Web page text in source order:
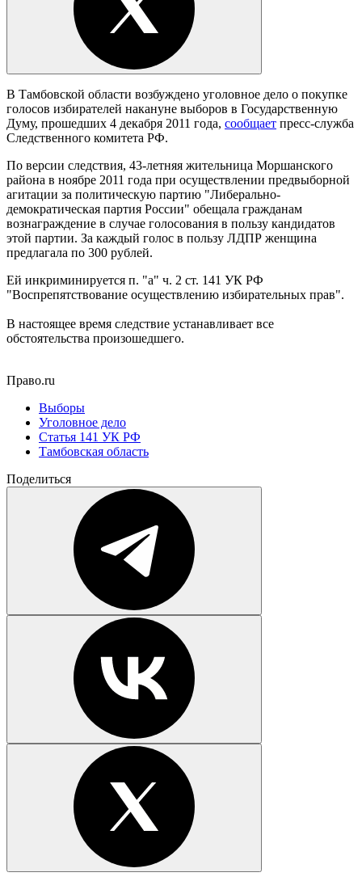
В Тамбовской области возбуждено уголовное дело о покупке
голосов избирателей накануне выборов в Государственную
Думу, прошедших 4 декабря 2011 года, сообщает пресс-служба
Следственного комитета РФ.
По версии следствия, 43-летняя жительница Моршанского
района в ноябре 2011 года при осуществлении предвыборной
агитации за политическую партию "Либерально-
демократическая партия России" обещала гражданам
вознаграждение в случае голосования в пользу кандидатов
этой партии. За каждый голос в пользу ЛДПР женщина
предлагала по 300 рублей.
Ей инкриминируется п. "а" ч. 2 ст. 141 УК РФ
"Воспрепятствование осуществлению избирательных прав".
В настоящее время следствие устанавливает все
обстоятельства произошедшего.
Право.ru
Выборы
Уголовное дело
Статья 141 УК РФ
Тамбовская область
Поделиться